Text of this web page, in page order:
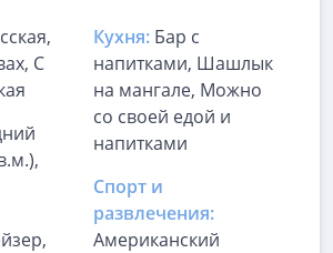
С
Кухня: Бар с
напитками, Шашлык
на мангале, Можно
со своей едой и
напитками
Спорт и
развлечения:
Американский